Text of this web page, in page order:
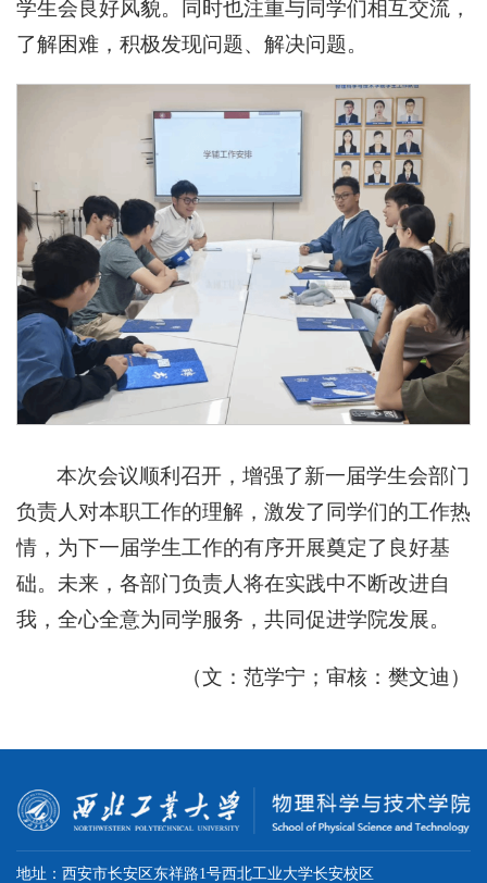
学生会良好风貌。同时也注重与同学们相互交流，
了解困难，积极发现问题、解决问题。
本次会议顺利召开，增强了新一届学生会部门
负责人对本职工作的理解，激发了同学们的工作热
情，为下一届学生工作的有序开展奠定了良好基
础。未来，各部门负责人将在实践中不断改进自
我，全心全意为同学服务，共同促进学院发展。
（文：范学宁；审核：樊文迪）
地址：西安市长安区东祥路1号西北工业大学长安校区